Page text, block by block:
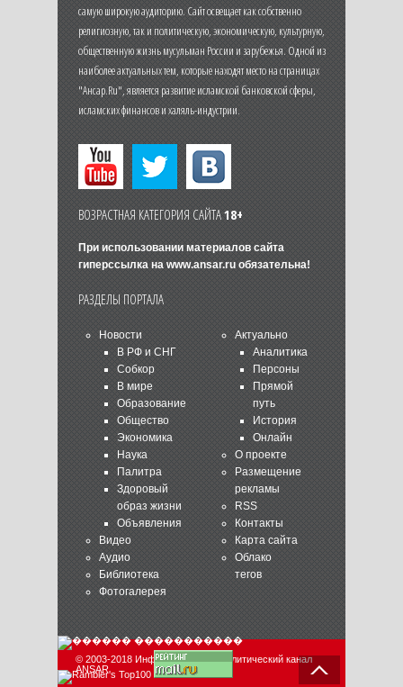
самую широкую аудиторию. Сайт освещает как собственно
религиозную, так и политическую, экономическую, культурную,
общественную жизнь мусульман России и зарубежья. Одной из
наиболее актуальных тем, которые находят место на страницах
"Ансар.Ru", является развитие исламской банковской сферы,
исламских финансов и халяль-индустрии.
ВОЗРАСТНАЯ КАТЕГОРИЯ САЙТА18+
При использовании материалов сайта
гиперссылка на www.ansar.ruобязательна!
РАЗДЕЛЫ ПОРТАЛА
Новости
В РФ и СНГ
Собкор
В мире
Образование
Общество
Экономика
Наука
Палитра
Здоровый
образ жизни
Объявления
Видео
Аудио
Библиотека
Фотогалерея
Актуально
Аналитика
Персоны
Прямой
путь
История
Онлайн
О проекте
Размещение
рекламы
RSS
Контакты
Карта сайта
Облако
тегов
© 2003-2018 Информационно-аналитический канал
ANSAR